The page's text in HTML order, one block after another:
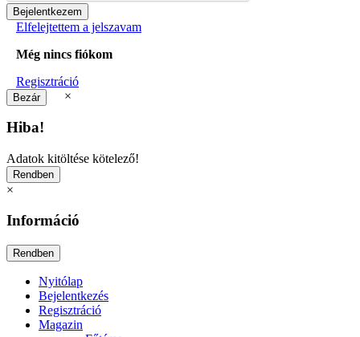
Elfelejtettem a jelszavam
Még nincs fiókom
Regisztráció
×
Hiba!
Adatok kitöltése kötelező!
×
Információ
Nyitólap
Bejelentkezés
Regisztráció
Magazin